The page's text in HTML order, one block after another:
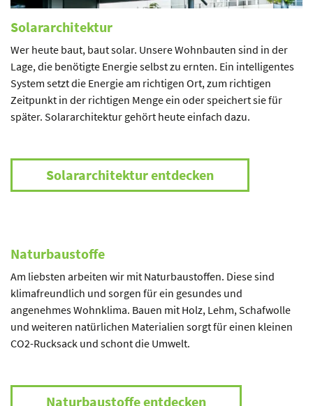
Solararchitektur
Wer heute baut, baut solar. Unsere Wohnbauten sind in der
Lage, die benötigte Energie selbst zu ernten. Ein intelligentes
System setzt die Energie am richtigen Ort, zum richtigen
Zeitpunkt in der richtigen Menge ein oder speichert sie für
später. Solararchitektur gehört heute einfach dazu.
Solararchitektur entdecken
Naturbaustoffe
Am liebsten arbeiten wir mit Naturbaustoffen. Diese sind
klimafreundlich und sorgen für ein gesundes und
angenehmes Wohnklima. Bauen mit Holz, Lehm, Schafwolle
und weiteren natürlichen Materialien sorgt für einen kleinen
CO2-Rucksack und schont die Umwelt.
Naturbaustoffe entdecken